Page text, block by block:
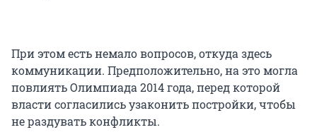
При этом есть немало вопросов, откуда здесь
коммуникации. Предположительно, на это могла
повлиять Олимпиада 2014 года, перед которой
власти согласились узаконить постройки, чтобы
не раздувать конфликты.